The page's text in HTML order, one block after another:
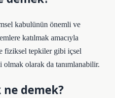
kabulünün önemli ve
katılmak amacıyla
fiziksel tepkiler gibi içsel
olarak da tanımlanabilir.
demek?